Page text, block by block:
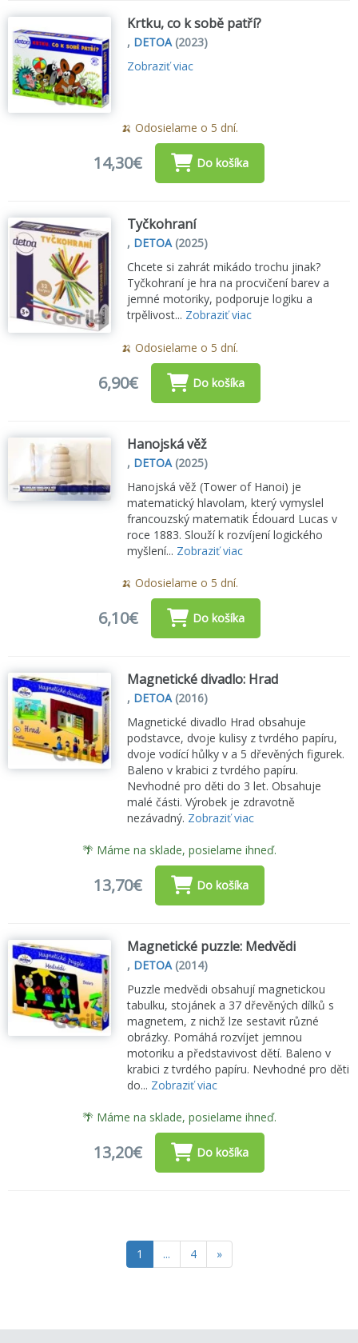
Krtku, co k sobě patří?
, DETOA (2023)
Zobraziť viac
🍌 Odosielame o 5 dní.
14,30€ Do košíka
Tyčkohraní
, DETOA(2025)
Chcete si zahrát mikádo trochu jinak?
Tyčkohraní je hra na procvičení barev a
jemné motoriky, podporuje logiku a
trpělivost... Zobraziť viac
🍌 Odosielame o 5 dní.
6,90€ Do košíka
Hanojská věž
, DETOA(2025)
Hanojská věž (Tower of Hanoi) je
matematický hlavolam, který vymyslel
francouzský matematik Édouard Lucas v
roce 1883. Slouží k rozvíjení logického
myšlení... Zobraziť viac
🍌 Odosielame o 5 dní.
6,10€ Do košíka
Magnetické divadlo: Hrad
, DETOA(2016)
Magnetické divadlo Hrad obsahuje
podstavce, dvoje kulisy z tvrdého papíru,
dvoje vodící hůlky v a 5 dřevěných figurek.
Baleno v krabici z tvrdého papíru.
Nevhodné pro děti do 3 let. Obsahuje
malé části. Výrobek je zdravotně
nezávadný. Zobraziť viac
🌴 Máme na sklade, posielame ihneď.
13,70€ Do košíka
Magnetické puzzle: Medvědi
, DETOA(2014)
Puzzle medvědi obsahují magnetickou
tabulku, stojánek a 37 dřevěných dílků s
magnetem, z nichž lze sestavit různé
obrázky. Pomáhá rozvíjet jemnou
motoriku a představivost dětí. Baleno v
krabici z tvrdého papíru. Nevhodné pro děti
do... Zobraziť viac
🌴 Máme na sklade, posielame ihneď.
13,20€ Do košíka
1 ... 4 »